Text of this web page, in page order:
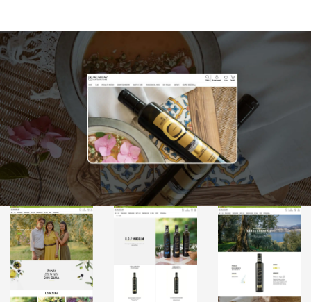
Intelligenza artificiale
Analisi predittiva
Chatbot e assistenti virtuali
Realtà Aumentata
Realtà Virtuale
Metaverso